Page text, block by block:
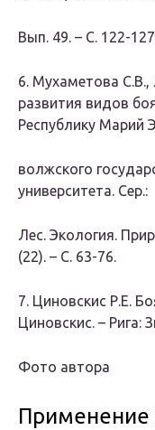
Вып. 49. – С. 122-
6. Мухаметова
развития видов
Республику Марий
волжского
университета. Сер.:
Лес. Экология.
(22). – С. 63-76.
7. Циновскис Р.Е.
Циновскис. – Рига:
Фото автора